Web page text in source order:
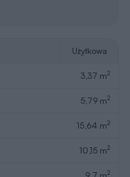
Użytkowa
3,37 m2
5,79 m2
15,64 m2
10,15 m2
2